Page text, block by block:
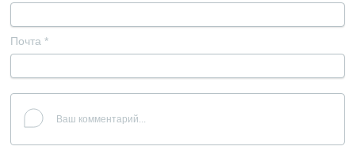
Почта *